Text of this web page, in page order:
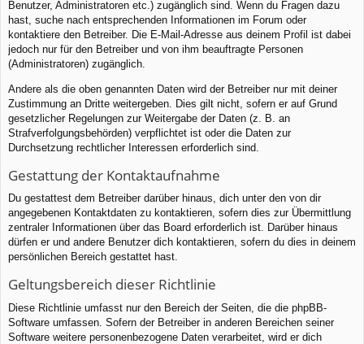
Benutzer, Administratoren etc.) zugänglich sind. Wenn du Fragen dazu
hast, suche nach entsprechenden Informationen im Forum oder
kontaktiere den Betreiber. Die E-Mail-Adresse aus deinem Profil ist dabei
jedoch nur für den Betreiber und von ihm beauftragte Personen
(Administratoren) zugänglich.
Andere als die oben genannten Daten wird der Betreiber nur mit deiner
Zustimmung an Dritte weitergeben. Dies gilt nicht, sofern er auf Grund
gesetzlicher Regelungen zur Weitergabe der Daten (z. B. an
Strafverfolgungsbehörden) verpflichtet ist oder die Daten zur
Durchsetzung rechtlicher Interessen erforderlich sind.
Gestattung der Kontaktaufnahme
Du gestattest dem Betreiber darüber hinaus, dich unter den von dir
angegebenen Kontaktdaten zu kontaktieren, sofern dies zur Übermittlung
zentraler Informationen über das Board erforderlich ist. Darüber hinaus
dürfen er und andere Benutzer dich kontaktieren, sofern du dies in deinem
persönlichen Bereich gestattet hast.
Geltungsbereich dieser Richtlinie
Diese Richtlinie umfasst nur den Bereich der Seiten, die die phpBB-
Software umfassen. Sofern der Betreiber in anderen Bereichen seiner
Software weitere personenbezogene Daten verarbeitet, wird er dich